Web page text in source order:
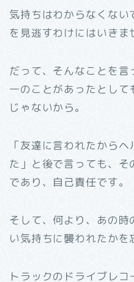
気持ちはわからなくな
を見逃すわけにはいきま
だって、そんなことを
一のことがあったとし
じゃないから。
「友達に言われたから
た」と後で言っても、
であり、自己責任です。
そして、何より、あの
い気持ちに襲われたかを
トラックのドライブレ